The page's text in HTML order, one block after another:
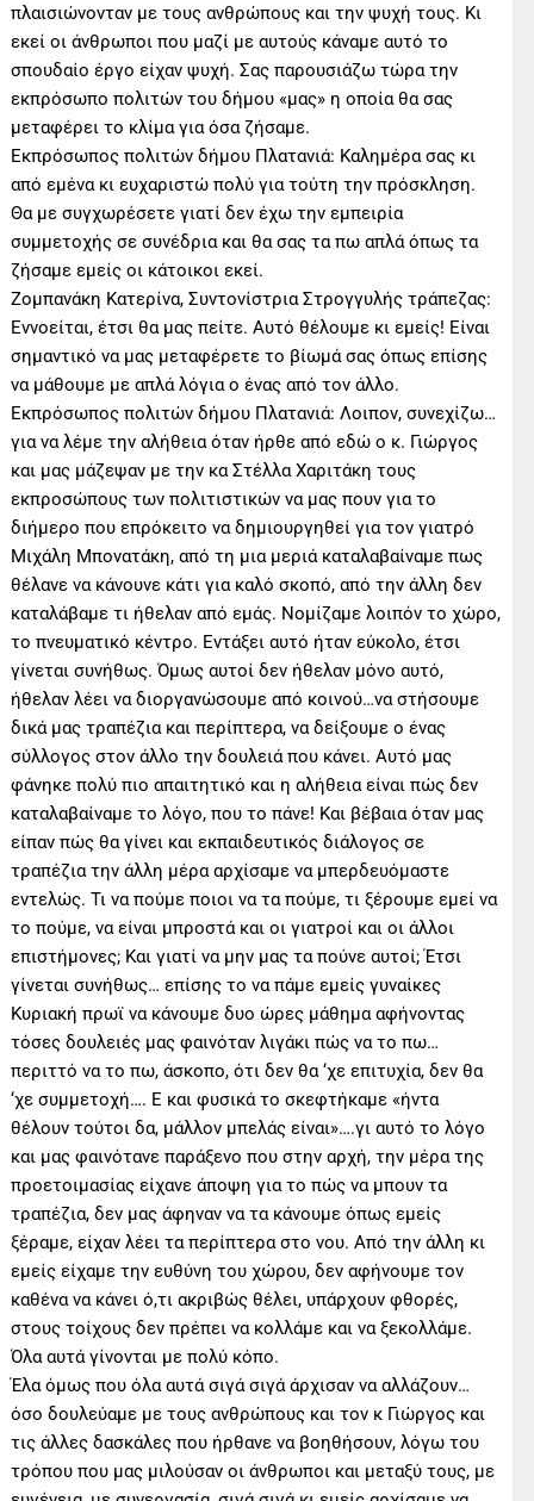
πλαισιώνονταν με τους ανθρώπους και την ψυχή τους. Κι
εκεί οι άνθρωποι που μαζί με αυτούς κάναμε αυτό το
σπουδαίο έργο είχαν ψυχή. Σας παρουσιάζω τώρα την
εκπρόσωπο πολιτών του δήμου «μας» η οποία θα σας
μεταφέρει το κλίμα για όσα ζήσαμε.
Εκπρόσωπος πολιτών δήμου Πλατανιά: Καλημέρα σας κι
από εμένα κι ευχαριστώ πολύ για τούτη την πρόσκληση.
Θα με συγχωρέσετε γιατί δεν έχω την εμπειρία
συμμετοχής σε συνέδρια και θα σας τα πω απλά όπως τα
ζήσαμε εμείς οι κάτοικοι εκεί.
Ζομπανάκη Κατερίνα, Συντονίστρια Στρογγυλής τράπεζας:
Εννοείται, έτσι θα μας πείτε. Αυτό θέλουμε κι εμείς! Είναι
σημαντικό να μας μεταφέρετε το βίωμά σας όπως επίσης
να μάθουμε με απλά λόγια ο ένας από τον άλλο.
Εκπρόσωπος πολιτών δήμου Πλατανιά: Λοιπον, συνεχίζω…
για να λέμε την αλήθεια όταν ήρθε από εδώ ο κ. Γιώργος
και μας μάζεψαν με την κα Στέλλα Χαριτάκη τους
εκπροσώπους των πολιτιστικών να μας πουν για το
διήμερο που επρόκειτο να δημιουργηθεί για τον γιατρό
Μιχάλη Μπονατάκη, από τη μια μεριά καταλαβαίναμε πως
θέλανε να κάνουνε κάτι για καλό σκοπό, από την άλλη δεν
καταλάβαμε τι ήθελαν από εμάς. Νομίζαμε λοιπόν το χώρο,
το πνευματικό κέντρο. Εντάξει αυτό ήταν εύκολο, έτσι
γίνεται συνήθως. Όμως αυτοί δεν ήθελαν μόνο αυτό,
ήθελαν λέει να διοργανώσουμε από κοινού…να στήσουμε
δικά μας τραπέζια και περίπτερα, να δείξουμε ο ένας
σύλλογος στον άλλο την δουλειά που κάνει. Αυτό μας
φάνηκε πολύ πιο απαιτητικό και η αλήθεια είναι πώς δεν
καταλαβαίναμε το λόγο, που το πάνε! Και βέβαια όταν μας
είπαν πώς θα γίνει και εκπαιδευτικός διάλογος σε
τραπέζια την άλλη μέρα αρχίσαμε να μπερδευόμαστε
εντελώς. Τι να πούμε ποιοι να τα πούμε, τι ξέρουμε εμεί να
το πούμε, να είναι μπροστά και οι γιατροί και οι άλλοι
επιστήμονες; Και γιατί να μην μας τα πούνε αυτοί; Έτσι
γίνεται συνήθως… επίσης το να πάμε εμείς γυναίκες
Κυριακή πρωϊ να κάνουμε δυο ώρες μάθημα αφήνοντας
τόσες δουλειές μας φαινόταν λιγάκι πώς να το πω…
περιττό να το πω, άσκοπο, ότι δεν θα ‘χε επιτυχία, δεν θα
‘χε συμμετοχή…. Ε και φυσικά το σκεφτήκαμε «ήντα
θέλουν τούτοι δα, μάλλον μπελάς είναι»….γι αυτό το λόγο
και μας φαινότανε παράξενο που στην αρχή, την μέρα της
προετοιμασίας είχανε άποψη για το πώς να μπουν τα
τραπέζια, δεν μας άφηναν να τα κάνουμε όπως εμείς
ξέραμε, είχαν λέει τα περίπτερα στο νου. Από την άλλη κι
εμείς είχαμε την ευθύνη του χώρου, δεν αφήνουμε τον
καθένα να κάνει ό,τι ακριβώς θέλει, υπάρχουν φθορές,
στους τοίχους δεν πρέπει να κολλάμε και να ξεκολλάμε.
Όλα αυτά γίνονται με πολύ κόπο.
Έλα όμως που όλα αυτά σιγά σιγά άρχισαν να αλλάζουν…
όσο δουλεύαμε με τους ανθρώπους και τον κ Γιώργος και
τις άλλες δασκάλες που ήρθανε να βοηθήσουν, λόγω του
τρόπου που μας μιλούσαν οι άνθρωποι και μεταξύ τους, με